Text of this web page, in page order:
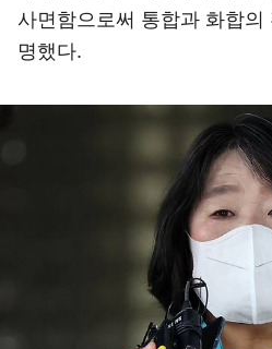
사면함으로써 통합과 화합의
명했다.